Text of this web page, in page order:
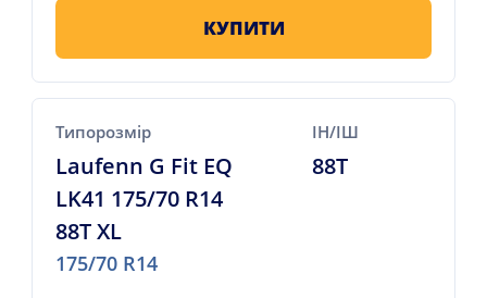
КУПИТИ
Типорозмір
Laufenn G Fit EQ
LK41 175/70 R14
88T XL
175/70 R14
ІН/ІШ
88T